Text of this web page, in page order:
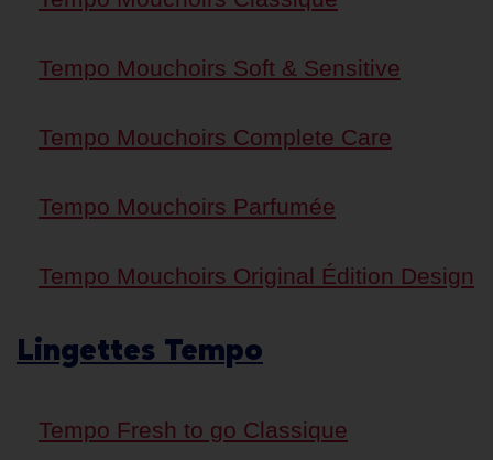
Tempo Mouchoirs Soft & Sensitive
Tempo Mouchoirs Complete Care
Tempo Mouchoirs Parfumée
Tempo Mouchoirs Original Édition Design
Lingettes Tempo
Tempo Fresh to go Classique